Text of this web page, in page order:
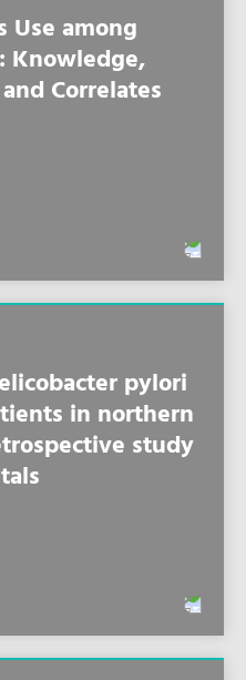
Use among
Knowledge,
Correlates
pylori
in northern
study